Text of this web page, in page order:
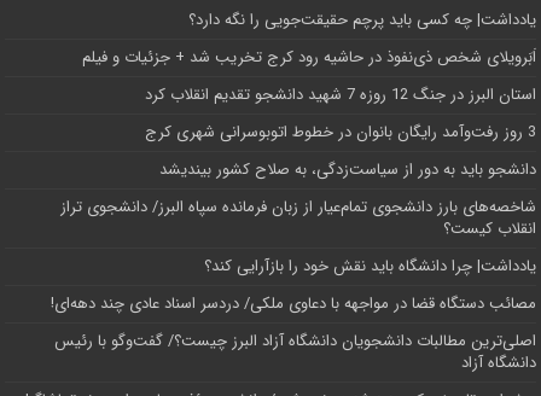
یادداشت| ‌چه کسی باید پرچم حقیقت‌جویی را نگه دارد؟
اَبَر‌ویلای شخص ذی‌نفوذ در حاشیه‌ رود کرج تخریب شد + جزئیات و فیلم
استان البرز در جنگ 12 روزه 7 شهید دانشجو تقدیم انقلاب کرد
3 روز رفت‌وآمد رایگان بانوان در خطوط اتوبوسرانی شهری کرج
دانشجو باید به دور از سیاست‌زدگی، به صلاح کشور بیندیشد
شاخصه‌های بارز دانشجوی تمام‌عیار از زبان فرمانده سپاه البرز/ دانشجوی تراز
انقلاب کیست؟
یادداشت| چرا دانشگاه باید نقش خود را بازآرایی کند؟
مصائب دستگاه قضا در مواجهه با دعاوی ملکی/ دردسر اسناد عادی چند‌ دهه‌ای!
اصلی‌ترین مطالبات دانشجویان دانشگاه آزاد البرز چیست؟/ گفت‌وگو با رئیس
دانشگاه آز‌اد